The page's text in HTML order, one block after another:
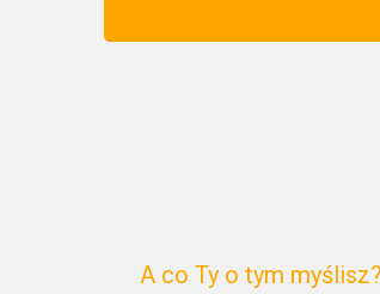
A co Ty o tym myślisz?